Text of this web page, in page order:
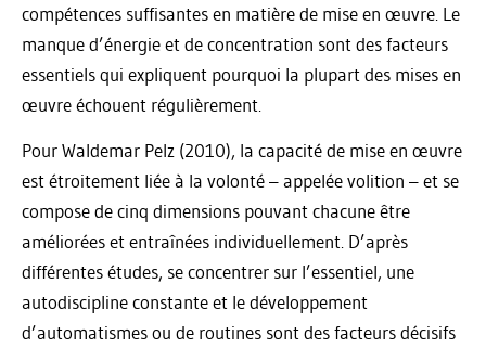
compétences suffisantes en matière de mise en œuvre. Le
manque d’énergie et de concentration sont des facteurs
essentiels qui expliquent pourquoi la plupart des mises en
œuvre échouent régulièrement.
Pour Waldemar Pelz (2010), la capacité de mise en œuvre
est étroitement liée à la volonté – appelée volition – et se
compose de cinq dimensions pouvant chacune être
améliorées et entraînées individuellement. D’après
différentes études, se concentrer sur l’essentiel, une
autodiscipline constante et le développement
d’automatismes ou de routines sont des facteurs décisifs